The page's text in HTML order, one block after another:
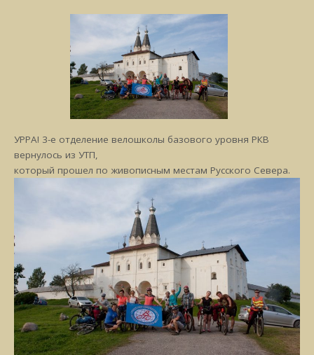
УРРА! 3-е отделение велошколы базового уровня РКВ
вернулось из УТП,
который прошел по живописным местам Русского Севера.